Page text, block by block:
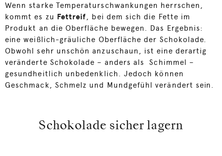
Wenn starke Temperaturschwankungen herrschen,
kommt es zu Fettreif, bei dem sich die Fette im
Produkt an die Oberfläche bewegen. Das Ergebnis:
eine weißlich-gräuliche Oberfläche der Schokolade.
Obwohl sehr unschön anzuschaun, ist eine derartig
veränderte Schokolade – anders als Schimmel –
gesundheitlich unbedenklich. Jedoch können
Geschmack, Schmelz und Mundgefühl verändert sein.
Schokolade sicher lagern